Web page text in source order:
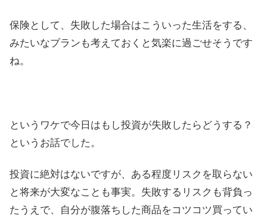
保険として、失敗した場合はこういった生活をする、
みたいなプランも考えておくと気楽に過ごせそうです
ね。
というワケで今日はもし投資が失敗したらどうする？
というお話でした。
投資に絶対はないですが、ある程度リスクを取らない
と将来が大変なことも事実。失敗するリスクも背負っ
たうえで、自分が腹落ちした商品をコツコツ買ってい